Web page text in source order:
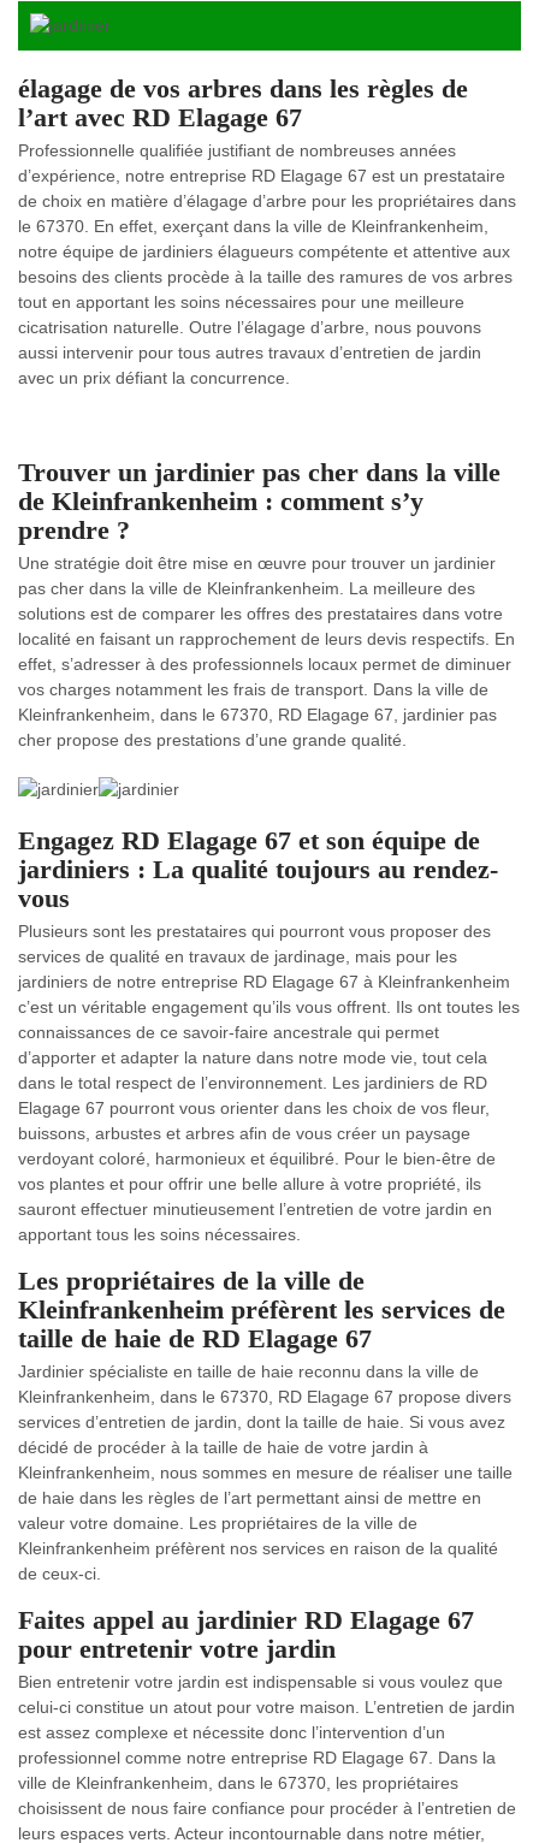
élagage de vos arbres dans les règles de
l’art avec RD Elagage 67
Professionnelle qualifiée justifiant de nombreuses années
d’expérience, notre entreprise RD Elagage 67 est un prestataire
de choix en matière d’élagage d’arbre pour les propriétaires dans
le 67370. En effet, exerçant dans la ville de Kleinfrankenheim,
notre équipe de jardiniers élagueurs compétente et attentive aux
besoins des clients procède à la taille des ramures de vos arbres
tout en apportant les soins nécessaires pour une meilleure
cicatrisation naturelle. Outre l’élagage d’arbre, nous pouvons
aussi intervenir pour tous autres travaux d’entretien de jardin
avec un prix défiant la concurrence.
Trouver un jardinier pas cher dans la ville
de Kleinfrankenheim : comment s’y
prendre ?
Une stratégie doit être mise en œuvre pour trouver un jardinier
pas cher dans la ville de Kleinfrankenheim. La meilleure des
solutions est de comparer les offres des prestataires dans votre
localité en faisant un rapprochement de leurs devis respectifs. En
effet, s’adresser à des professionnels locaux permet de diminuer
vos charges notamment les frais de transport. Dans la ville de
Kleinfrankenheim, dans le 67370, RD Elagage 67, jardinier pas
cher propose des prestations d’une grande qualité.
Engagez RD Elagage 67 et son équipe de
jardiniers : La qualité toujours au rendez-
vous
Plusieurs sont les prestataires qui pourront vous proposer des
services de qualité en travaux de jardinage, mais pour les
jardiniers de notre entreprise RD Elagage 67 à Kleinfrankenheim
c’est un véritable engagement qu’ils vous offrent. Ils ont toutes les
connaissances de ce savoir-faire ancestrale qui permet
d’apporter et adapter la nature dans notre mode vie, tout cela
dans le total respect de l’environnement. Les jardiniers de RD
Elagage 67 pourront vous orienter dans les choix de vos fleur,
buissons, arbustes et arbres afin de vous créer un paysage
verdoyant coloré, harmonieux et équilibré. Pour le bien-être de
vos plantes et pour offrir une belle allure à votre propriété, ils
sauront effectuer minutieusement l’entretien de votre jardin en
apportant tous les soins nécessaires.
Les propriétaires de la ville de
Kleinfrankenheim préfèrent les services de
taille de haie de RD Elagage 67
Jardinier spécialiste en taille de haie reconnu dans la ville de
Kleinfrankenheim, dans le 67370, RD Elagage 67 propose divers
services d’entretien de jardin, dont la taille de haie. Si vous avez
décidé de procéder à la taille de haie de votre jardin à
Kleinfrankenheim, nous sommes en mesure de réaliser une taille
de haie dans les règles de l’art permettant ainsi de mettre en
valeur votre domaine. Les propriétaires de la ville de
Kleinfrankenheim préfèrent nos services en raison de la qualité
de ceux-ci.
Faites appel au jardinier RD Elagage 67
pour entretenir votre jardin
Bien entretenir votre jardin est indispensable si vous voulez que
celui-ci constitue un atout pour votre maison. L’entretien de jardin
est assez complexe et nécessite donc l’intervention d’un
professionnel comme notre entreprise RD Elagage 67. Dans la
ville de Kleinfrankenheim, dans le 67370, les propriétaires
choisissent de nous faire confiance pour procéder à l’entretien de
leurs espaces verts. Acteur incontournable dans notre métier,